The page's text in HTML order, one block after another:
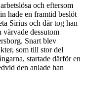
och eftersom
hade en framtid beslöt
Sirius och där tog han
värvade dessutom
Snart blev
som till stor del
startade därför en
den anlade han